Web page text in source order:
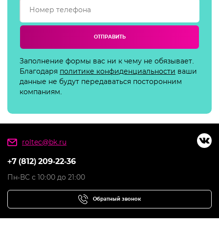
Заполнение формы вас ни к чему не обязывает.
Благодаря политике конфиденциальности ваши
данные не будут передаваться посторонним
компаниям.
ОТПРАВИТЬ
roltec@bk.ru
+7 (812) 209-22-36
Пн-ВС с 10:00 до 21:00
Обратный звонок